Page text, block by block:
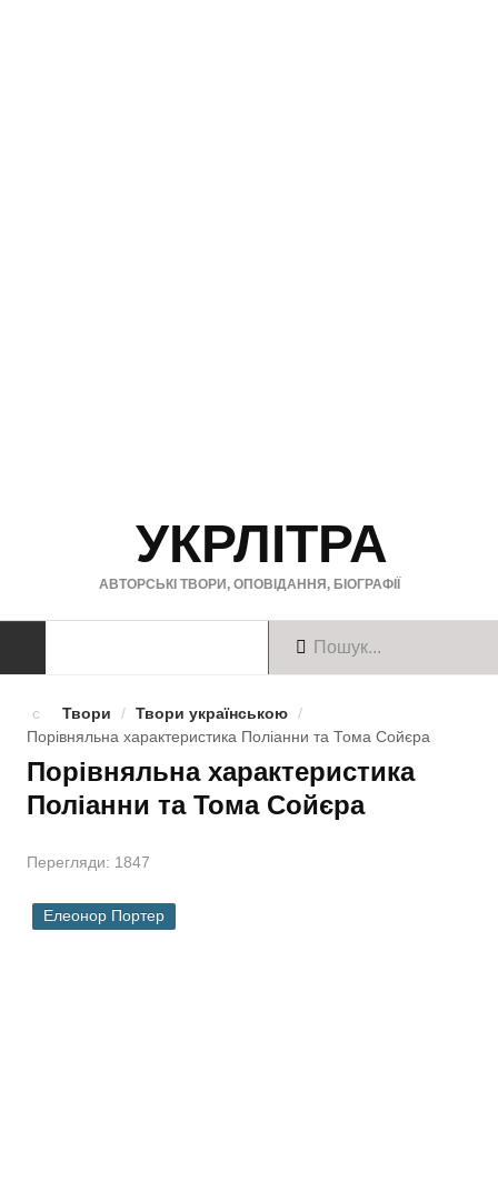
УКРЛІТРА
АВТОРСЬКІ ТВОРИ, ОПОВІДАННЯ, БІОГРАФІЇ
Твори англійською
Твори / Твори українською /
Порівняльна характеристика Поліанни та Тома Сойєра
Порівняльна характеристика
Поліанни та Тома Сойєра
Перегляди: 1847
Елеонор Портер